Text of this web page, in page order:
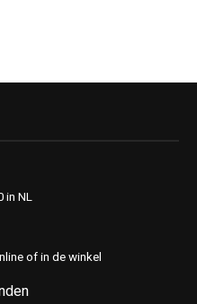
in NL
of in de winkel